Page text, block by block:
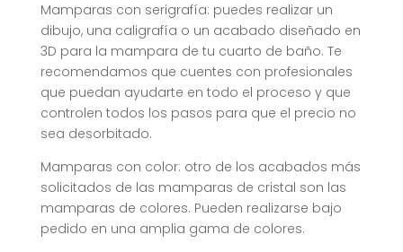
Mamparas con serigrafía: puedes realizar un
dibujo, una caligrafía o un acabado diseñado en
3D para la mampara de tu cuarto de baño. Te
recomendamos que cuentes con profesionales
que puedan ayudarte en todo el proceso y que
controlen todos los pasos para que el precio no
sea desorbitado.
Mamparas con color: otro de los acabados más
solicitados de las mamparas de cristal son las
mamparas de colores. Pueden realizarse bajo
pedido en una amplia gama de colores.